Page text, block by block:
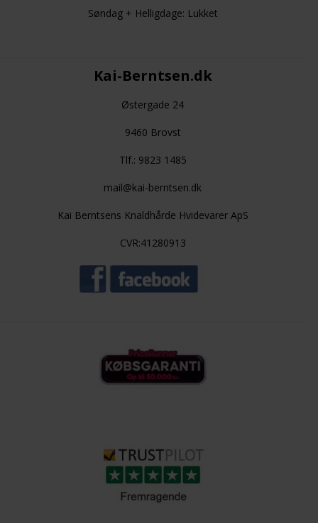
Kai-Berntsen.dk
Østergade 24
9460 Brovst
Tlf.: 9823 1485
mail@kai-berntsen.dk
Kai Berntsens Knaldhårde Hvidevarer ApS
CVR:41280913
Søndag + Helligdage: Lukket